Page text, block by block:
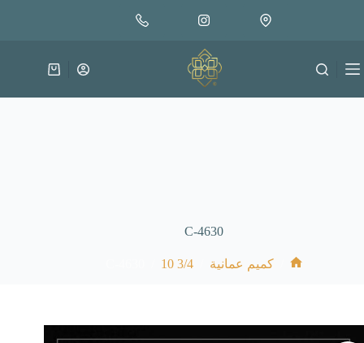
إضافة إلى السلة
عربة
C-4630
كميم عمانية 3/4 10